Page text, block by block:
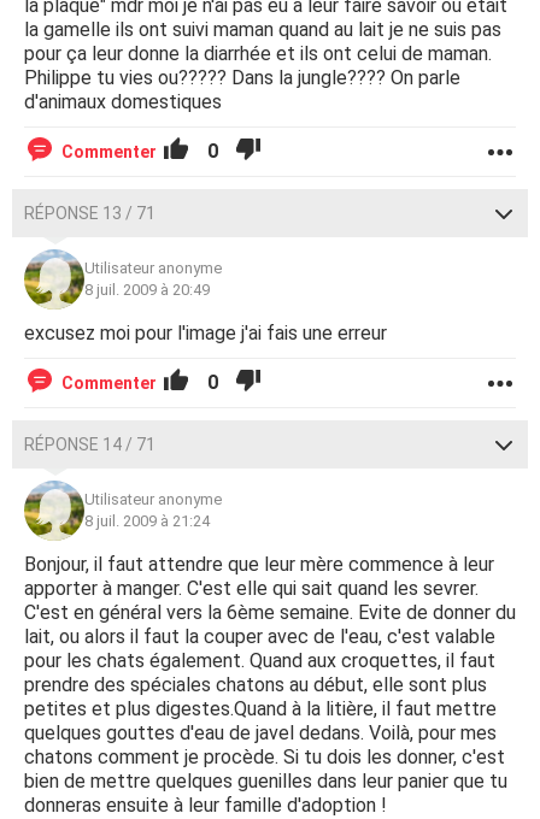
la plaque" mdr moi je n'ai pas eu a leur faire savoir ou était
la gamelle ils ont suivi maman quand au lait je ne suis pas
pour ça leur donne la diarrhée et ils ont celui de maman.
Philippe tu vies ou????? Dans la jungle???? On parle
d'animaux domestiques
Commenter 0
RÉPONSE 13 / 71
Utilisateur anonyme
8 juil. 2009 à 20:49
excusez moi pour l'image j'ai fais une erreur
Commenter 0
RÉPONSE 14 / 71
Utilisateur anonyme
8 juil. 2009 à 21:24
Bonjour, il faut attendre que leur mère commence à leur
apporter à manger. C'est elle qui sait quand les sevrer.
C'est en général vers la 6ème semaine. Evite de donner du
lait, ou alors il faut la couper avec de l'eau, c'est valable
pour les chats également. Quand aux croquettes, il faut
prendre des spéciales chatons au début, elle sont plus
petites et plus digestes.Quand à la litière, il faut mettre
quelques gouttes d'eau de javel dedans. Voilà, pour mes
chatons comment je procède. Si tu dois les donner, c'est
bien de mettre quelques guenilles dans leur panier que tu
donneras ensuite à leur famille d'adoption !